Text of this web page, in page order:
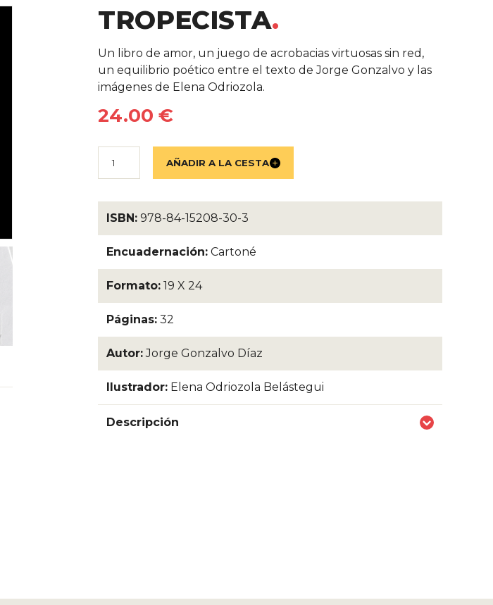
TROPECISTA
Detalles del libro
Un libro de amor, un juego de acrobacias virtuosas sin red,
un equilibrio poético entre el texto de Jorge Gonzalvo y las
imágenes de Elena Odriozola.
24.00 €
ISBN: 978-84-15208-30-3
Encuadernación: Cartoné
Formato: 19 X 24
Páginas: 32
Autor: Jorge Gonzalvo Díaz
Ilustrador: Elena Odriozola Belástegui
Descripción